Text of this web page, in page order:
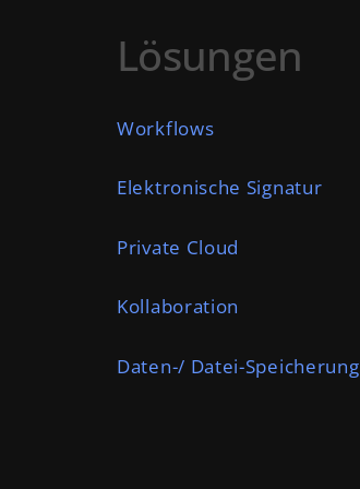
Lösungen
Workflows
Elektronische Signatur
Private Cloud
Kollaboration
Daten-/ Datei-Speicherung